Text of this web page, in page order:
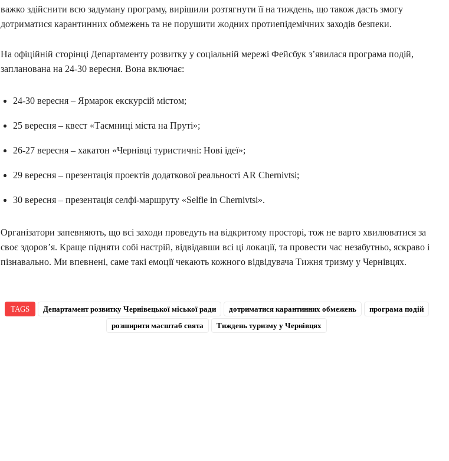
важко здійснити всю задуману програму, вирішили розтягнути її на тиждень, що також дасть змогу
дотриматися карантинних обмежень та не порушити жодних протиепідемічних заходів безпеки.
На офіційній сторінці Департаменту розвитку у соціальній мережі Фейсбук з’явилася програма подій,
запланована на 24-30 вересня. Вона включає:
24-30 вересня – Ярмарок екскурсій містом;
25 вересня – квест «Таємниці міста на Пруті»;
26-27 вересня – хакатон «Чернівці туристичні: Нові ідеї»;
29 вересня – презентація проектів додаткової реальності AR Chernivtsi;
30 вересня – презентація селфі-маршруту «Selfie in Chernivtsi».
Організатори запевняють, що всі заходи проведуть на відкритому просторі, тож не варто хвилюватися за
своє здоров’я. Краще підняти собі настрій, відвідавши всі ці локації, та провести час незабутньо, яскраво і
пізнавально. Ми впевнені, саме такі емоції чекають кожного відвідувача Тижня тризму у Чернівцях.
TAGS Департамент розвитку Чернівецької міської ради дотриматися карантинних обмежень
програма подій
розширити масштаб свята
Тиждень туризму у Чернівцях